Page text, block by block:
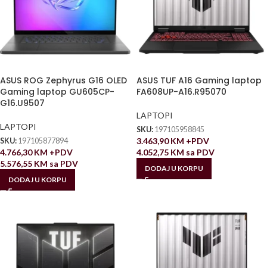
ASUS ROG Zephyrus G16 OLED
Gaming laptop GU605CP-
G16.U9507
LAPTOPI
SKU: 197105877894
4.766,30KM +PDV
5.576,55 KM sa PDV
DODAJ U KORPU
ASUS TUF A16 Gaming laptop
FA608UP-A16.R95070
LAPTOPI
SKU: 197105958845
3.463,90KM +PDV
4.052,75 KM sa PDV
DODAJ U KORPU